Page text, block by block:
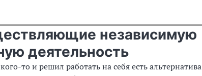
независимую
деятельность
то и решил работать на себя есть альтернатива